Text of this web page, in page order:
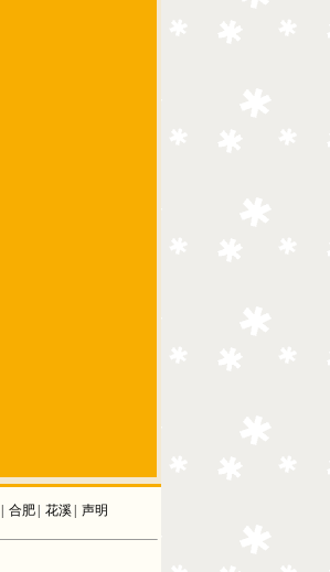
合肥 花溪 声明